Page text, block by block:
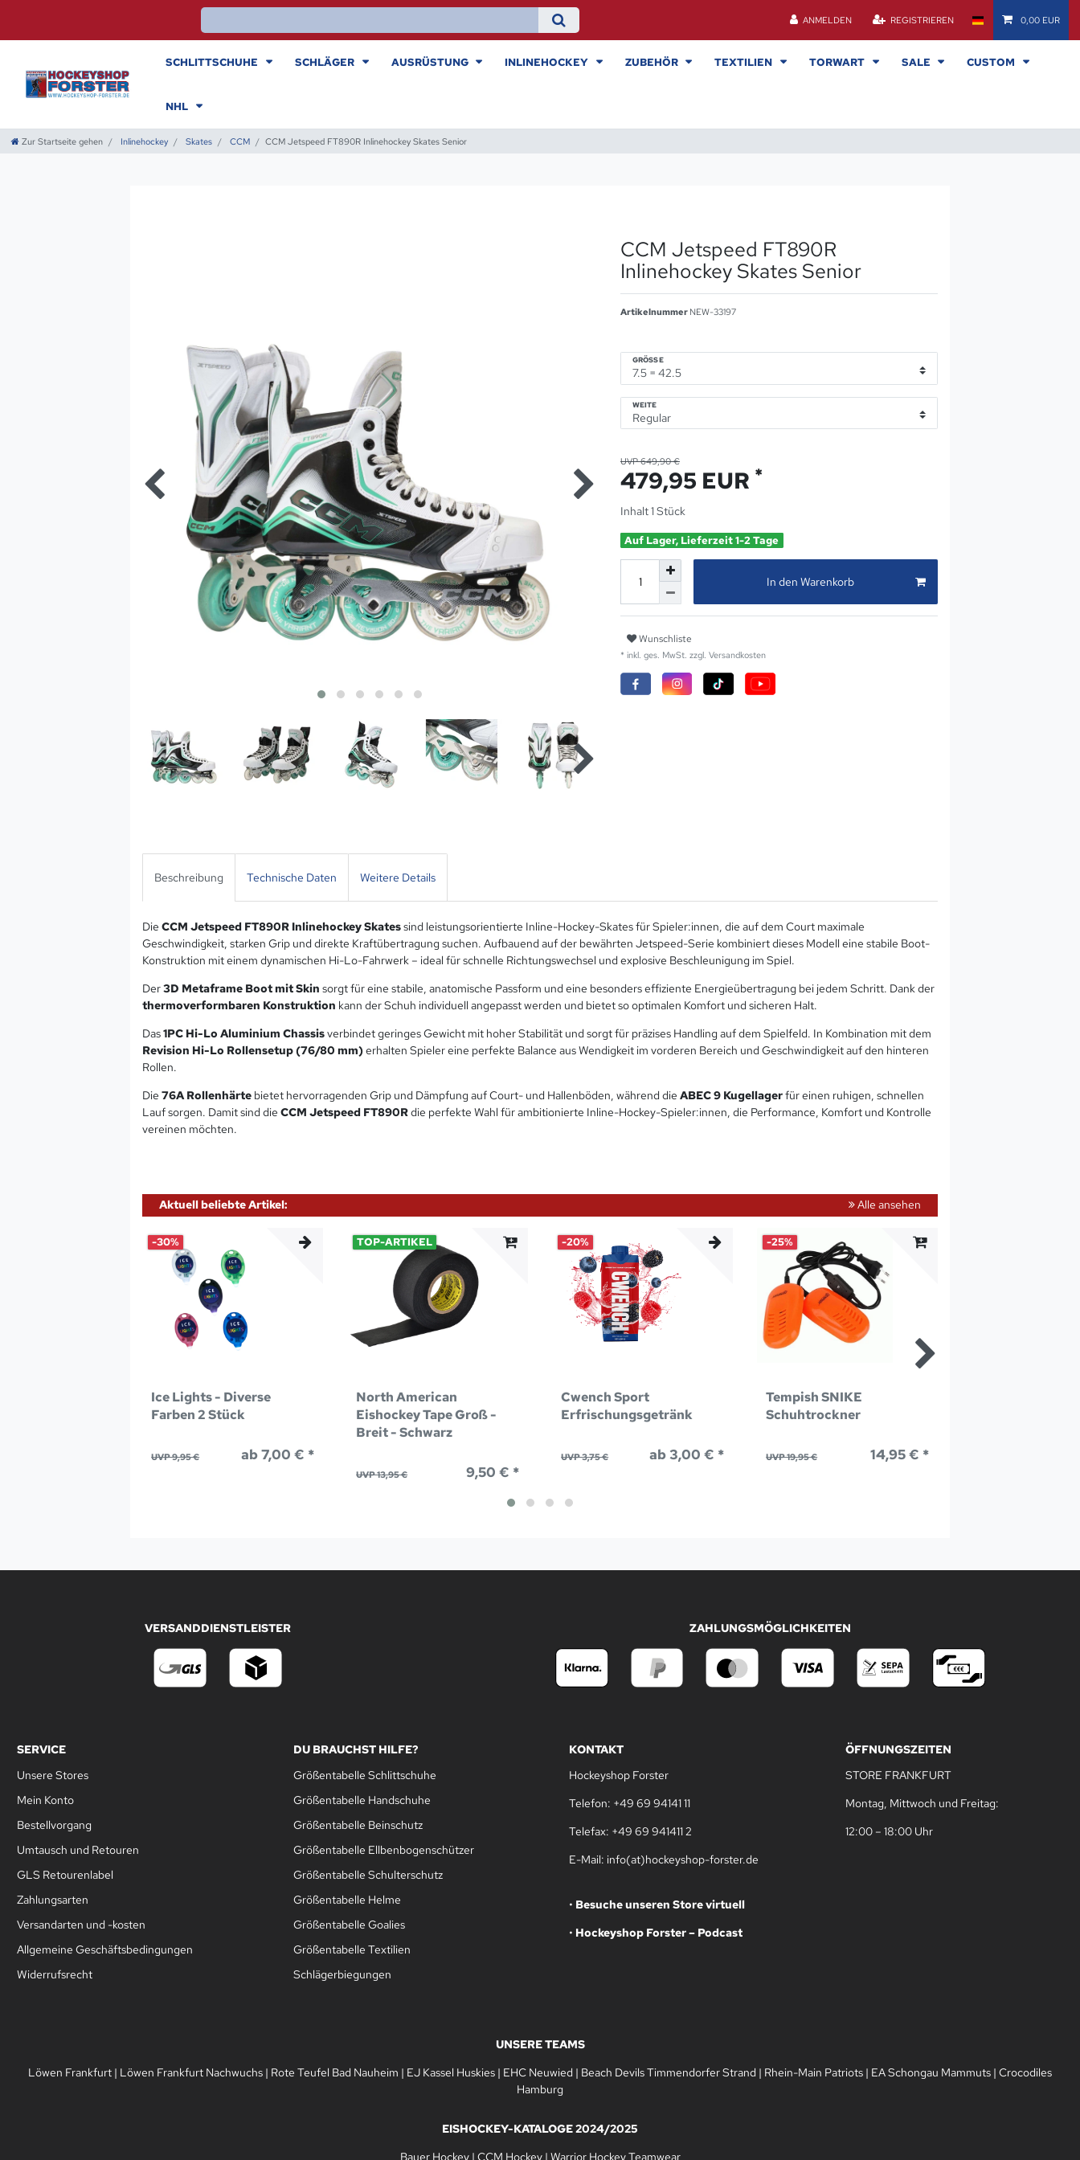
ANMELDEN REGISTRIEREN 0,00 EUR
SCHLITTSCHUHE SCHLÄGER AUSRÜSTUNG INLINEHOCKEY ZUBEHÖR TEXTILIEN TORWART SALE CUSTOM
NHL
Zur Startseite gehen Inlinehockey Skates CCM CCM Jetspeed FT890R Inlinehockey Skates Senior
CCM Jetspeed FT890R
Inlinehockey Skates Senior
Artikelnummer NEW-33197
GRÖSSE
WEITE
UVP 649,90 €
479,95 EUR *
Inhalt1Stück
Auf Lager, Lieferzeit 1-2 Tage
In den Warenkorb
Wunschliste
* inkl. ges. MwSt. zzgl. Versandkosten
Beschreibung Technische Daten Weitere Details
Die CCM Jetspeed FT890R Inlinehockey Skatessind leistungsorientierte Inline-Hockey-Skates für Spieler:innen, die auf dem Court maximale
Geschwindigkeit, starken Grip und direkte Kraftübertragung suchen. Aufbauend auf der bewährten Jetspeed-Serie kombiniert dieses Modell eine stabile Boot-
Konstruktion mit einem dynamischen Hi-Lo-Fahrwerk – ideal für schnelle Richtungswechsel und explosive Beschleunigung im Spiel.
Der3D Metaframe Boot mit Skin sorgt für eine stabile, anatomische Passform und eine besonders effiziente Energieübertragung bei jedem Schritt. Dank der
thermoverformbaren Konstruktion kann der Schuh individuell angepasst werden und bietet so optimalen Komfort und sicheren Halt.
Das1PC Hi-Lo Aluminium Chassisverbindet geringes Gewicht mit hoher Stabilität und sorgt für präzises Handling auf dem Spielfeld. In Kombination mit dem
Revision Hi-Lo Rollensetup (76/80 mm)erhalten Spieler eine perfekte Balance aus Wendigkeit im vorderen Bereich und Geschwindigkeit auf den hinteren
Rollen.
Die 76A Rollenhärte bietet hervorragenden Grip und Dämpfung auf Court- und Hallenböden, während die ABEC 9 Kugellagerfür einen ruhigen, schnellen
Lauf sorgen. Damit sind die CCM Jetspeed FT890Rdie perfekte Wahl für ambitionierte Inline-Hockey-Spieler:innen, die Performance, Komfort und Kontrolle
vereinen möchten.
Aktuell beliebte Artikel: Alle ansehen
-30%
Ice Lights - Diverse
Farben 2 Stück
UVP 9,95 € ab 7,00 € *
TOP-ARTIKEL
North American
Eishockey Tape Groß -
Breit - Schwarz
UVP 13,95 € 9,50 € *
-20%
Cwench Sport
Erfrischungsgetränk
UVP 3,75 € ab 3,00 € *
-25%
Tempish SNIKE
Schuhtrockner
UVP 19,95 € 14,95 € *
VERSANDDIENSTLEISTER ZAHLUNGSMÖGLICHKEITEN
SERVICE
Unsere Stores
Mein Konto
Bestellvorgang
Umtausch und Retouren
GLS Retourenlabel
Zahlungsarten
Versandarten und -kosten
Allgemeine Geschäftsbedingungen
Widerrufsrecht
DU BRAUCHST HILFE?
Größentabelle Schlittschuhe
Größentabelle Handschuhe
Größentabelle Beinschutz
Größentabelle Ellbenbogenschützer
Größentabelle Schulterschutz
Größentabelle Helme
Größentabelle Goalies
Größentabelle Textilien
Schlägerbiegungen
KONTAKT
Hockeyshop Forster
Telefon: +49 69 94141 11
Telefax: +49 69 941411 2
E-Mail: info(at)hockeyshop-forster.de
• Besuche unseren Store virtuell
• Hockeyshop Forster – Podcast
ÖFFNUNGSZEITEN
STORE FRANKFURT
Montag, Mittwoch und Freitag:
12:00 – 18:00 Uhr
UNSERE TEAMS
Löwen Frankfurt | Löwen Frankfurt Nachwuchs | Rote Teufel Bad Nauheim | EJ Kassel Huskies | EHC Neuwied | Beach Devils Timmendorfer Strand | Rhein-Main Patriots | EA Schongau Mammuts | Crocodiles
Hamburg
EISHOCKEY-KATALOGE 2024/2025
Bauer Hockey| CCM Hockey| Warrior Hockey Teamwear